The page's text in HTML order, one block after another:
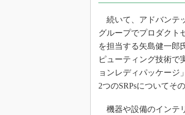
続いて、アドバンテ
グループでプロダクト
を担当する矢島健一郎
ピューティング技術で
ョンレディパッケージ
2つのSRPsについてそ
機器や設備のインテ